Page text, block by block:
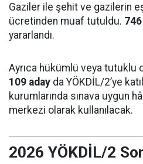
Gaziler ile şehit ve gazilerin
ücretinden muaf tutuldu.
yararlandı.
Ayrıca hükümlü veya tutuklu
109 aday da YÖKDİL/2’ye
kurumlarında sınava uygun
merkezi olarak kullanılacak.
2026 YÖKDİL/2